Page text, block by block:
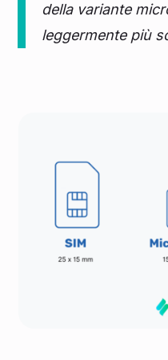
della variante
leggermente più